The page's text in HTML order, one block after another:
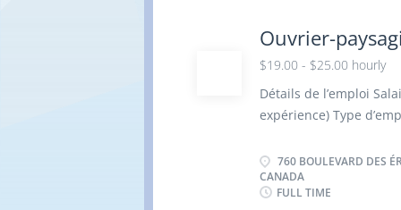
Engagement Critères
connaissance
résident permanent
Ouvrier-
$19.00 - $25.00 hourly
Détails de l’emploi
expérience) Type
Début 2027 Plusieurs
sabilités : Charger,
paysagement sur les
760 BOULEVARD DES
CANADA
FULL TIME